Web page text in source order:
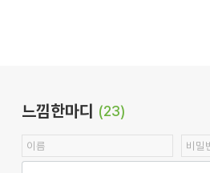
느낌한마디 (23)